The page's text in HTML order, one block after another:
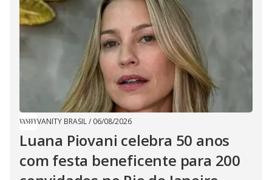
VANITY BRASIL/ 06/08/2026
Luana Piovani celebra 50 anos
com festa beneficente para 200